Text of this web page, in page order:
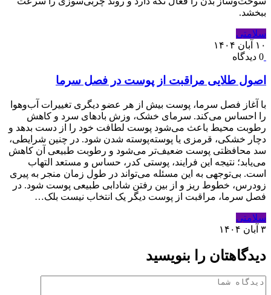
ببخشد.
سلامتی
۱۰ آبان ۱۴۰۴
0 دیدگاه
اصول طلایی مراقبت از پوست در فصل سرما
با آغاز فصل سرما، پوست بیش از هر عضو دیگری تغییرات آب‌وهوا
را احساس می‌کند. سرمای خشک، وزش بادهای سرد و کاهش
رطوبت محیط باعث می‌شود پوست لطافت خود را از دست بدهد و
دچار خشکی، قرمزی یا پوسته‌پوسته شدن شود. در چنین شرایطی،
سد محافظتی پوست ضعیف‌تر می‌شود و رطوبت طبیعی آن کاهش
می‌یابد؛ نتیجه این فرایند، پوستی کدر، حساس و مستعد التهاب
است. بی‌توجهی به این مسئله می‌تواند در طول زمان منجر به پیری
زودرس، خطوط ریز و از بین رفتن شادابی طبیعی پوست شود. در
فصل سرما، مراقبت از پوست دیگر یک انتخاب نیست بلک…
سلامتی
۳ آبان ۱۴۰۴
دیدگاهتان را بنویسید